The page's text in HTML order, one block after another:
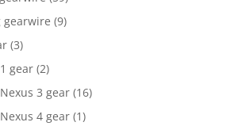
gearwire (9)
(3)
gear (2)
3 gear (16)
4 gear (1)